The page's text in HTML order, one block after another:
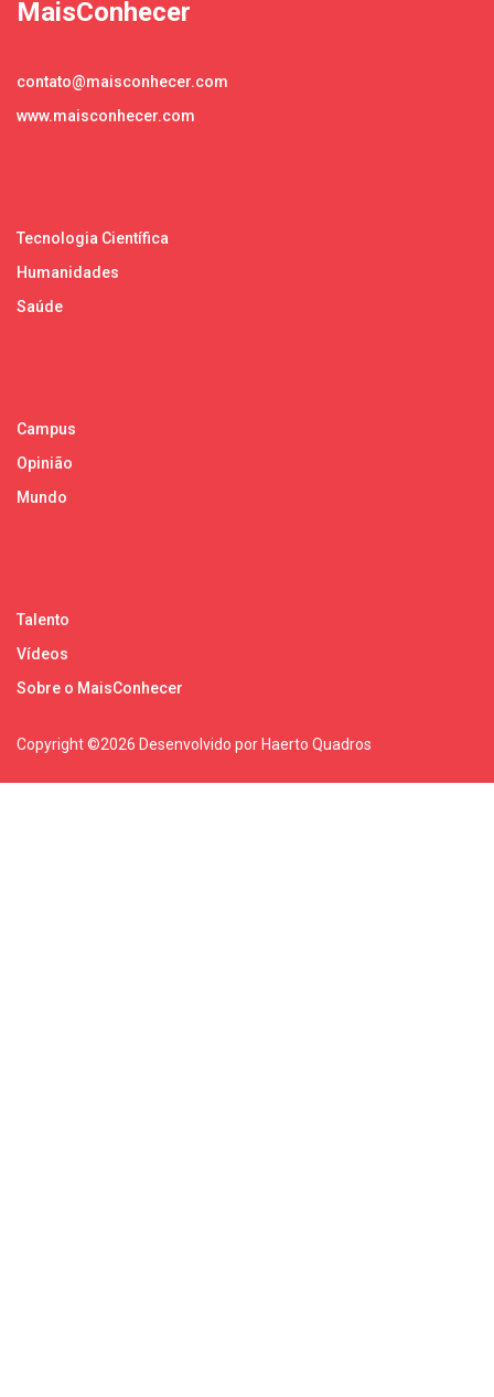
MaisConhecer
contato@maisconhecer.com
www.maisconhecer.com
Tecnologia Científica
Humanidades
Saúde
Campus
Opinião
Mundo
Talento
Vídeos
Sobre o MaisConhecer
Copyright ©2026 Desenvolvido por Haerto Quadros